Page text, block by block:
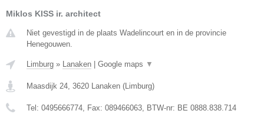
Miklos KISS ir. architect
Niet gevestigd in de plaats Wadelincourt en in de provincie
Henegouwen.
Limburg » Lanaken | Google maps ▼
Maasdijk 24 3620 Lanaken (Limburg)
Tel: 0495666774 , Fax: 089466063 , BTW-nr: BE 0888.838.714